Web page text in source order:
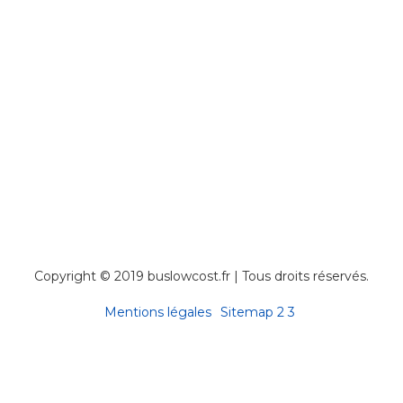
Copyright © 2019 buslowcost.fr | Tous droits réservés.
Mentions légales Sitemap 2 3